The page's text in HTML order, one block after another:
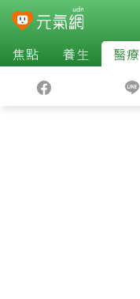
焦點 養生 醫療